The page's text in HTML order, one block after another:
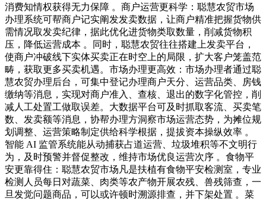
消费知情权获得无力保障 。商户运营更科学：聪慧农贸市场
办理系统可帮商户记实阐发发卖数据，让商户精准把握货物供
需情况取发卖纪律，据此优化进货物类取数量，削减货物积
压，降低运营成本 。同时，聪慧农贸往往搭建上发卖平台，
使商户冲破线下实体买卖正在时空上的局限，扩大客户笼盖范
畴，获取更多买卖机遇。市场办理更高效：市场办理者通过聪
慧农贸办理后台，可集中登记办理商户天分、运营品类、房钱
缴纳等消息，实现对商户准入、查核、退出的数字化管控，削
减人工处置工做取误差。大数据平台可及时抓取客流、买卖笔
数、发卖额等消息，协帮办理方洞察市场运营态势，为摊位规
划调整、运营策略制定供给科学根据，提拔资本操纵效率 。
智能 AI 监管系统能从动捕获占道运营、垃圾堆积等不文明行
为，及时预警并督促整改，维持市场优良运营次序 。食物平
安更靠得住：聪慧农贸市场凡是扶植有食物平安检测室，专业
检测人员每日对蔬菜、肉类等农产物开展农残、兽残筛查，一
旦发觉问题商品，可以或许顿时溯源排查，并下架处置 。菜